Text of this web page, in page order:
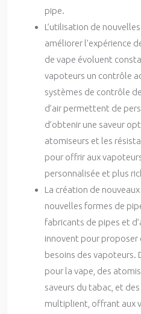
pipe.
L’utilisation de
améliorer l’expérience
de vape évoluent
vapoteurs un contrôle
systèmes de contrôle
d’air permettent de
d’obtenir une saveur
atomiseurs et les
pour offrir aux
personnalisée et plus
La création de
nouvelles formes de
fabricants de pipes et
innovent pour
besoins des vapoteurs.
pour la vape, des
saveurs du tabac, et
multiplient, offrant aux